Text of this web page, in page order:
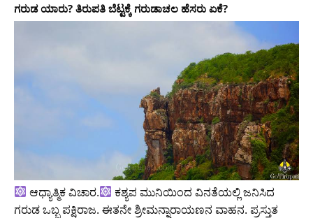
ಗರುಡ ಯಾರು? ತಿರುಪತಿ ಬೆಟ್ಟಕ್ಕೆ ಗರುಡಾಚಲ ಹೆಸರು ಏಕೆ?
ಆಧ್ಯಾತ್ಮಿಕ ವಿಚಾರ.
ಕಶ್ಯಪ ಮುನಿಯಿಂದ ವಿನತೆಯಲ್ಲಿ ಜನಿಸಿದ
ಗರುಡ ಒಬ್ಬ ಪಕ್ಷಿರಾಜ. ಈತನೇ ಶ್ರೀಮನ್ನಾರಾಯಣನ ವಾಹನ. ಪ್ರಸ್ತುತ